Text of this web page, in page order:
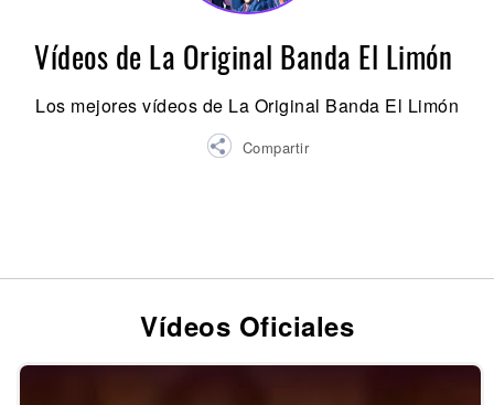
Vídeos de La Original Banda El Limón
Los mejores vídeos de La Original Banda El Limón
Compartir
Vídeos Oficiales